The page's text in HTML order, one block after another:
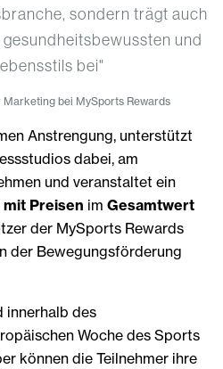
sondern trägt auch
und
bei"
bei MySports Rewards
Anstrengung, unterstützt
dabei, am
und veranstaltet ein
Preisen im Gesamtwert
der MySports Rewards
der Bewegungsförderung
innerhalb des
Woche des Sports
können die Teilnehmer ihre